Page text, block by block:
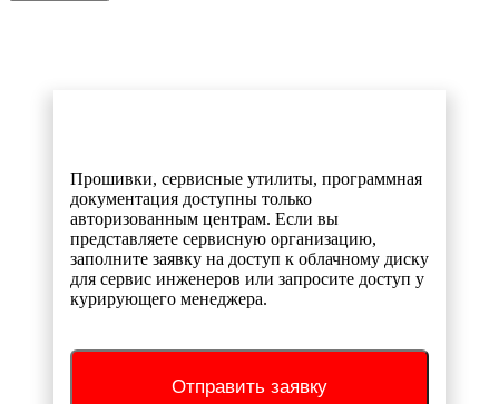
Прошивки, сервисные утилиты, программная
документация доступны только
авторизованным центрам. Если вы
представляете сервисную организацию,
заполните заявку на доступ к облачному диску
для сервис инженеров или запросите доступ у
курирующего менеджера.
Отправить заявку